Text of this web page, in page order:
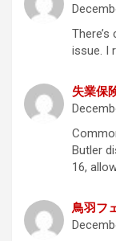
issue. I
失業保
Butler
16,
鳥羽フ